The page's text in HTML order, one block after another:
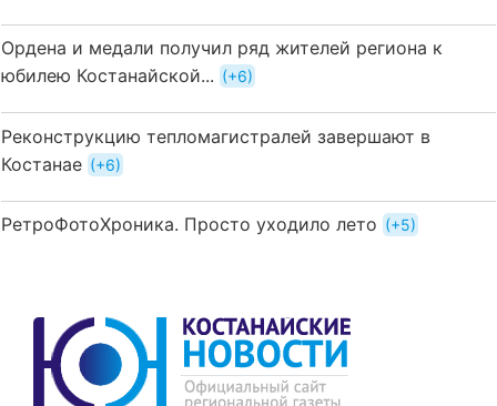
Ордена и медали получил ряд жителей региона к
юбилею Костанайской...
+6
Реконструкцию тепломагистралей завершают в
Костанае
+6
РетроФотоХроника. Просто уходило лето +5